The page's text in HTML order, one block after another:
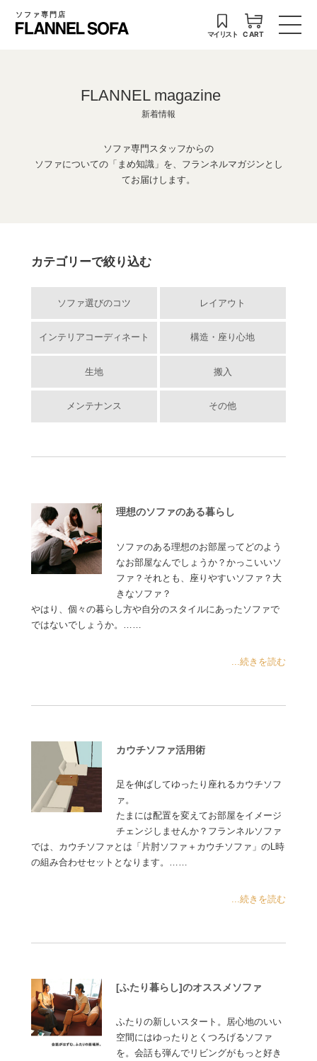
ソファ専門店
マイリスト CART
FLANNEL magazine
新着情報
ソファ専門スタッフからの
ソファについての「まめ知識」を、フランネルマガジンとし
てお届けします。
カテゴリーで絞り込む
ソファ選びのコツ レイアウト
インテリアコーディネート 構造・座り心地
生地 搬入
メンテナンス その他
理想のソファのある暮らし
ソファのある理想のお部屋ってどのよう
なお部屋なんでしょうか？かっこいいソ
ファ？それとも、座りやすいソファ？大
きなソファ？
やはり、個々の暮らし方や自分のスタイルにあったソファで
ではないでしょうか。……
...続きを読む
カウチソファ活用術
足を伸ばしてゆったり座れるカウチソフ
ァ。
たまには配置を変えてお部屋をイメージ
チェンジしませんか？フランネルソファ
では、カウチソファとは「片肘ソファ＋カウチソファ」のL時
の組み合わせセットとなります。……
...続きを読む
[ふたり暮らし]のオススメソファ
ふたりの新しいスタート。居心地のいい
空間にはゆったりとくつろげるソファ
を。会話も弾んでリビングがもっと好き